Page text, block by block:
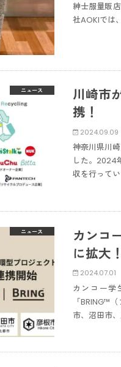
紳士服量販
社AOKIでは
ニュース
川崎市
携！
2024.09.09
神奈川県川
した。2024
収を行ってい
ニュース
カンコ
に拡大
2024.07.01
カンコー学
「BRING™
市、沼田市